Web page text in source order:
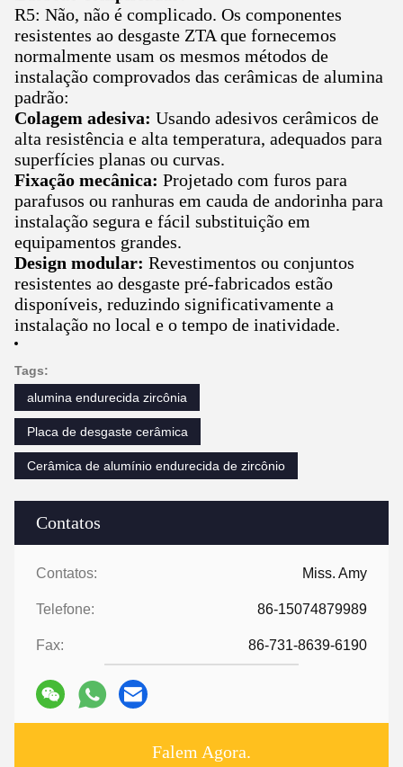
Contatos
Contatos: Miss. Amy
Telefone: 86-15074879989
Fax: 86-731-8639-6190
Falem Agora.
R5: Não, não é complicado. Os componentes
resistentes ao desgaste ZTA que fornecemos
normalmente usam os mesmos métodos de
instalação comprovados das cerâmicas de alumina
padrão:
Colagem adesiva: Usando adesivos cerâmicos de
alta resistência e alta temperatura, adequados para
superfícies planas ou curvas.
Fixação mecânica: Projetado com furos para
parafusos ou ranhuras em cauda de andorinha para
instalação segura e fácil substituição em
equipamentos grandes.
Design modular: Revestimentos ou conjuntos
resistentes ao desgaste pré-fabricados estão
disponíveis, reduzindo significativamente a
instalação no local e o tempo de inatividade.
Tags:
alumina endurecida zircônia
Placa de desgaste cerâmica
Cerâmica de alumínio endurecida de zircônio